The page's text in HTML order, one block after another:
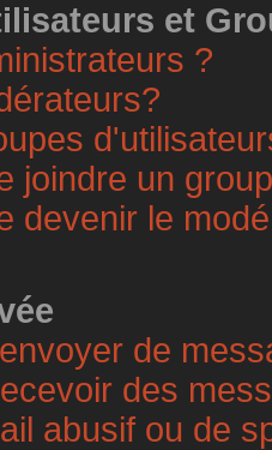
et
?
joindre un
devenir le
de
des
abusif ou de